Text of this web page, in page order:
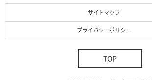
サイトマップ
プライバシーポリシー
TOP